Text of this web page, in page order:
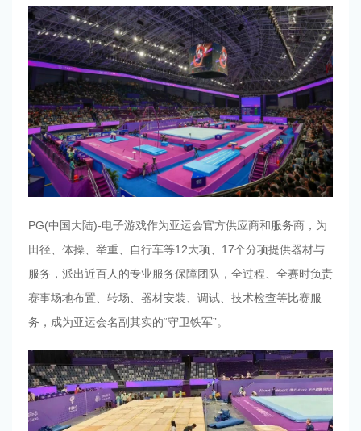
PG(中国大陆)-电子游戏作为亚运会官方供应商和服务商，为
田径、体操、举重、自行车等12大项、17个分项提供器材与
服务，派出近百人的专业服务保障团队，全过程、全赛时负责
赛事场地布置、转场、器材安装、调试、技术检查等比赛服
务，成为亚运会名副其实的“守卫铁军”。